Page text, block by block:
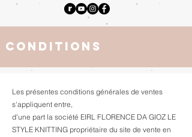
CONDITIONS
Les présentes conditions générales de ventes
s'appliquent entre,
d'une part la société EIRL FLORENCE DA GIOZ LE
STYLE KNITTING propriétaire du site de vente en